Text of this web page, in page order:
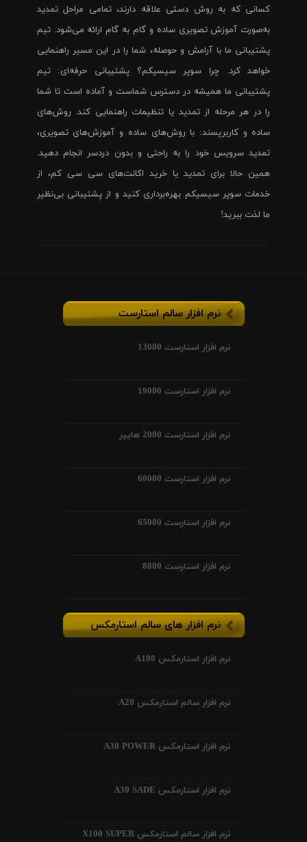
کسانی که به روش دستی علاقه دارند، تمامی مراحل تمدید
به‌صورت آموزش تصویری ساده و گام به گام ارائه می‌شود. تیم
پشتیبانی ما با آرامش و حوصله، شما را در این مسیر راهنمایی
خواهد کرد. چرا سوپر سیسیکم؟ پشتیبانی حرفه‌ای: تیم
پشتیبانی ما همیشه در دسترس شماست و آماده است تا شما
را در هر مرحله از تمدید یا تنظیمات راهنمایی کند. روش‌های
ساده و کاربرپسند: با روش‌های ساده و آموزش‌های تصویری،
تمدید سرویس خود را به راحتی و بدون دردسر انجام دهید.
همین حالا برای تمدید یا خرید اکانت‌های سی سی کم، از
خدمات سوپر سیسیکم بهره‌برداری کنید و از پشتیبانی بی‌نظیر
ما لذت ببرید!
نرم افزار سالم استارست
نرم افزار استارست 13000
نرم افزار استارست 19000
نرم افزار استارست 2000 هایپر
نرم افزار استارست 60000
نرم افزار استارست 65000
نرم افزار استارست 8800
نرم افزار های سالم استارمکس
نرم افزار استارمکس A100
نرم افزار سالم استارمکس A20
نرم افزار استارمکس A30 POWER
نرم افزار استارمکس A30 SADE
نرم افزار سالم استارمکس X100 SUPER